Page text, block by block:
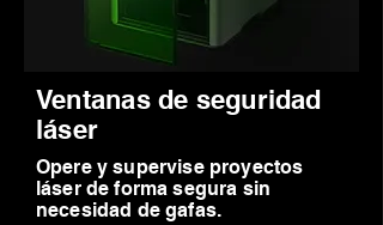
Ventanas de seguridad
láser
Opere y supervise proyectos
láser de forma segura sin
necesidad de gafas.